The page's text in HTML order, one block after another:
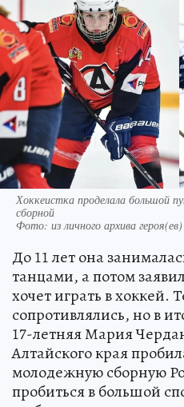
Хоккеистка проделала большой
сборной
Фото: из личного архива
До 11 лет она
танцами, а потом
хочет играть в хоккей.
сопротивлялись, но в
17-летняя Мария
Алтайского края
молодежную сборную
пробиться в большой